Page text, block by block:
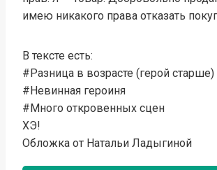
имею никакого права отказать
В тексте есть:
#Разница в возрасте (герой старше)
#Невинная героиня
#Много откровенных сцен
ХЭ!
Обложка от Натальи Ладыгиной